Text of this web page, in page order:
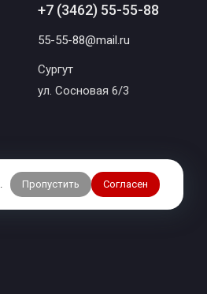
+7 (3462) 55-55-88
55-55-88@mail.ru
Сургут
ул. Сосновая 6/3
. Пропустить Согласен